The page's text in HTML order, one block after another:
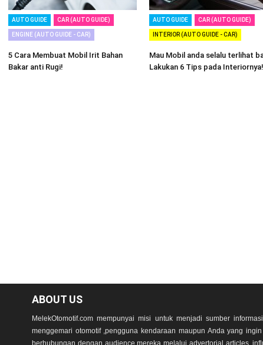
AUTO GUIDE CAR (AUTO GUIDE)
ENGINE (AUTO GUIDE - CAR)
5 Cara Membuat Mobil Irit Bahan
Bakar anti Rugi!
AUTO GUIDE CAR (AUTO GUIDE)
INTERIOR (AUTO GUIDE - CAR)
Mau Mobil anda selalu terlihat
Lakukan 6 Tips pada Interiornya!
ABOUT US
MelekOtomotif.com mempunyai misi untuk menjadi sumber
menggemari otomotif ,pengguna kendaraan maupun Anda yang
berhubungan dengan audience mereka melalui advertorial articles,